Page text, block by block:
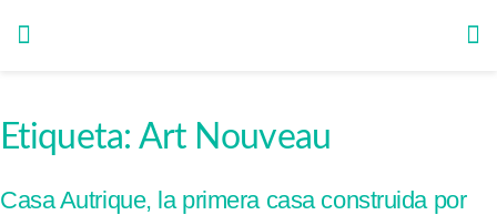
Etiqueta: Art Nouveau
Casa Autrique, la primera casa construida por